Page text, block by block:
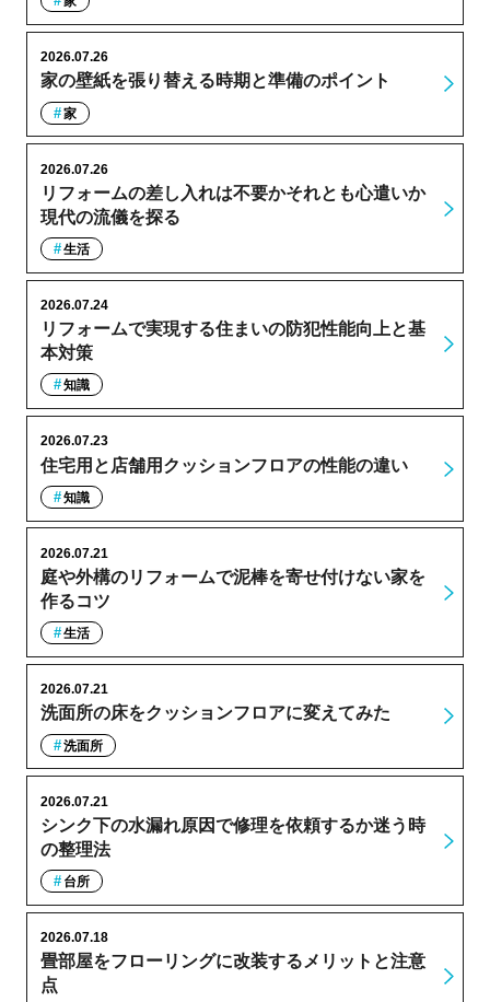
家の壁紙を張り替える時期と準備のポイント
2026.07.26
家
リフォームの差し入れは不要かそれとも心遣いか
現代の流儀を探る
2026.07.26
生活
リフォームで実現する住まいの防犯性能向上と基
本対策
2026.07.24
知識
住宅用と店舗用クッションフロアの性能の違い
2026.07.23
知識
庭や外構のリフォームで泥棒を寄せ付けない家を
作るコツ
2026.07.21
生活
洗面所の床をクッションフロアに変えてみた
2026.07.21
洗面所
シンク下の水漏れ原因で修理を依頼するか迷う時
の整理法
2026.07.21
台所
畳部屋をフローリングに改装するメリットと注意
点
2026.07.18